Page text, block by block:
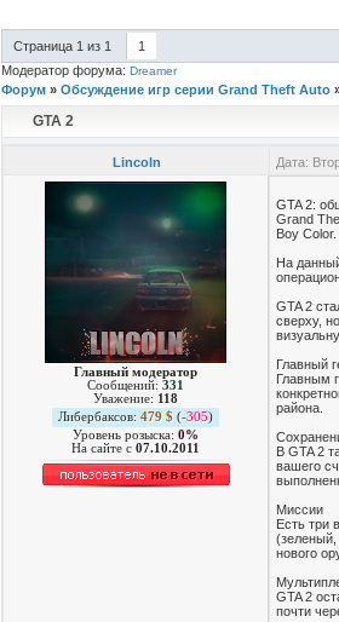
Страница 1 из 1
1
Модератор форума: Dreamer
Форум » Обсуждение игр серии Grand Theft Auto
GTA 2
Lincoln Дата:
Главный модератор
Сообщений: 331
Уважение: 118
Либербаксов: 479 $ (-305)
Уровень розыска: 0%
На сайте c 07.10.2011
GTA 2:
Grand
Boy Color.
На
GTA 2
сверху,
Главный
Главным
района.
В GTA 2
вашего
Миссии
Есть три
(зеленый,
нового
GTA 2
почти